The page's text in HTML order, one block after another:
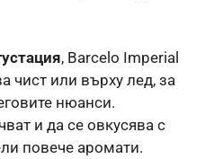
, Barcelo Imperial
чист или върху лед, за
нюанси.
и да се овкусява с
повече аромати.